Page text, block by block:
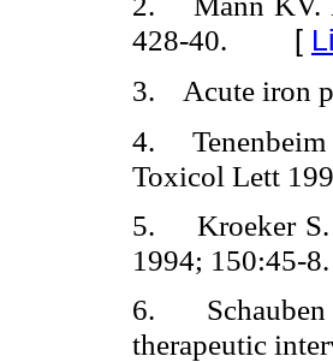
428-40. [
3. Acute iron
4. Tenenbeim
Toxicol Lett
5. Kroeker S.
1994; 150:45-8.
6. Schauben
therapeutic